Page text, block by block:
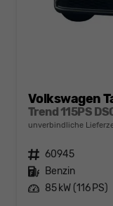
Volkswagen
unverbindliche
Fahrzeugnr. 60945
Kraftstoff Benzin
Leistung 85 kW (116 PS)